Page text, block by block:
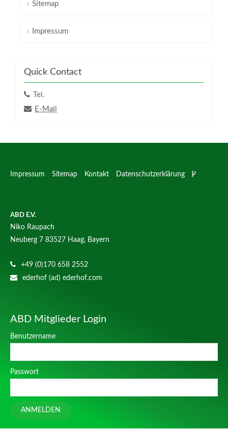
Sitemap
Impressum
Quick Contact
Tel.
E-Mail
Impressum Sitemap Kontakt Datenschutzerklärung
ABD E.V.
Niko Raupach
Neuberg 7 83527 Haag, Bayern
+49 (0)170 658 2552
ederhof (ad) ederhof.com
ABD Mitglieder Login
Benutzername
Passwort
ANMELDEN